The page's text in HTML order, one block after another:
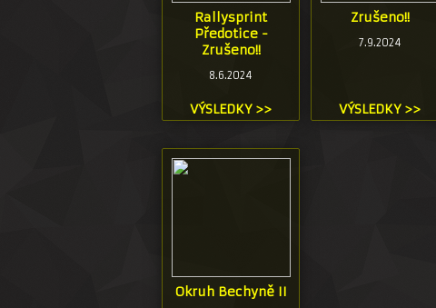
Rallysprint
Předotice -
Zrušeno!!
8.6.2024
VÝSLEDKY >>
Zrušeno!!
7.9.2024
VÝSLEDKY >>
Okruh Bechyně II